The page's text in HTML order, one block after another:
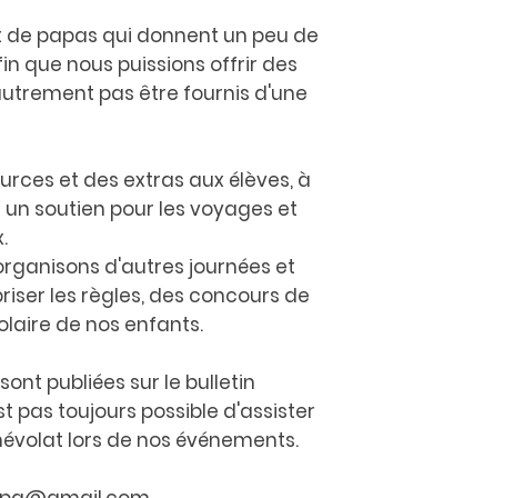
papas qui donnent un peu de
que nous puissions offrir des
pas être fournis d'une
et des extras aux élèves, à
soutien pour les voyages et
d'autres journées et
les règles, des concours de
de nos enfants.
publiées sur le bulletin
pas toujours possible d'assister
lors de nos événements.